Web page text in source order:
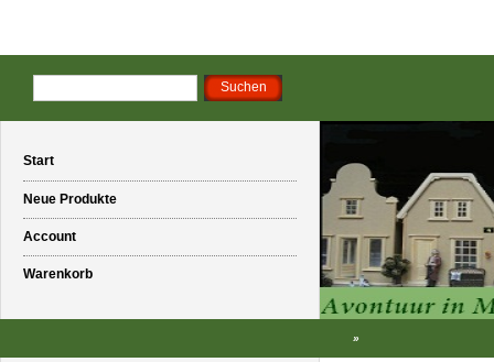
Start
Neue Produkte
Account
Warenkorb
»